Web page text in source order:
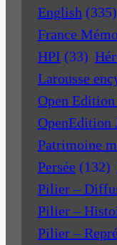
English (335)
France
HPI (33)
Larousse
Open
OpenEdition
Patrimoine
Persée (132)
Pilier –
Pilier –
Pilier –